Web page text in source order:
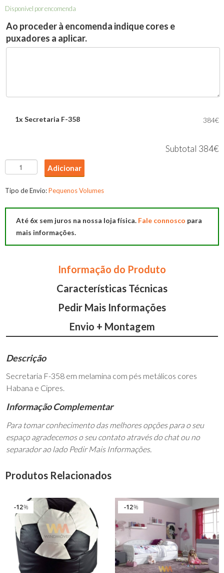
Disponível por encomenda
Ao proceder à encomenda indique cores e
puxadores a aplicar.
1x Secretaria F-358 384€
Subtotal 384€
Quantidade
de
Secretaria
Adicionar
Tipo de Envio:Pequenos Volumes
Até 6x sem juros na nossa loja física. Fale connosco para
mais informações.
Informação do Produto
Características Técnicas
Pedir Mais Informações
Envio + Montagem
Descrição
Secretaria F-358 em melamina com pés metálicos cores
Habana e Cipres.
Informação Complementar
Para tomar conhecimento das melhores opções para o seu
espaço agradecemos o seu contato através do chat ou no
separador ao lado Pedir Mais Informações.
Produtos Relacionados
%
12 %
12